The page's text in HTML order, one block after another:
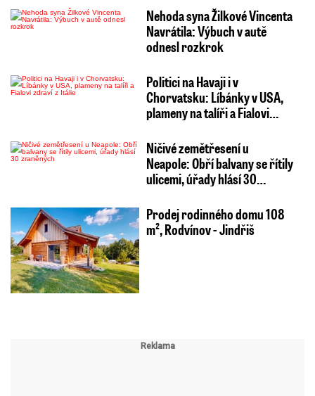
Nehoda syna Žilkové Vincenta
Navrátila: Výbuch v autě
odnesl rozkrok
Politici na Havaji i v
Chorvatsku: Líbánky v USA,
plameny na talíři a Fialovi…
Ničivé zemětřesení u
Neapole: Obří balvany se řítily
ulicemi, úřady hlásí 30…
Prodej rodinného domu 108
m², Rodvínov - Jindřiš